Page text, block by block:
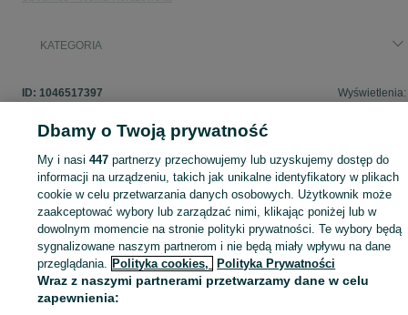
KATEGORIA
ID: 1046517397 Wyświetlenia:
Zaloguj się lub załóż konto na OLX, aby skontaktować się z
sprzedającym
Zaloguj się / Załóż konto
Wyślij wiadomość
Dbamy o Twoją prywatność
My i nasi447 partnerzy przechowujemy lub uzyskujemy dostęp do
informacji na urządzeniu, takich jak unikalne identyfikatory w plikach
cookie w celu przetwarzania danych osobowych. Użytkownik może
zaakceptować wybory lub zarządzać nimi, klikając poniżej lub w
dowolnym momencie na stronie polityki prywatności. Te wybory będą
sygnalizowane naszym partnerom i nie będą miały wpływu na dane
przeglądania. Polityka cookies, Polityka Prywatności
Wraz z naszymi partnerami przetwarzamy dane w celu
zapewnienia: